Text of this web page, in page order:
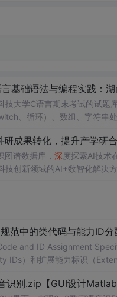
言基础语法与编程实践：
技大学C语言期末考试的试
、循环）、数组、字符串
复练习提高编程思维与代码逻辑分析能力。
逻辑控制的题目，理解每道
研成果转化，提升产学研
谱数据库， 深度探索AI技术
技创新领域的AI+数智化解决
规范中的类代码与能力ID
and ID Assignment
IDs）和扩展能力标识（
识别.zip【GUI设计Matlab